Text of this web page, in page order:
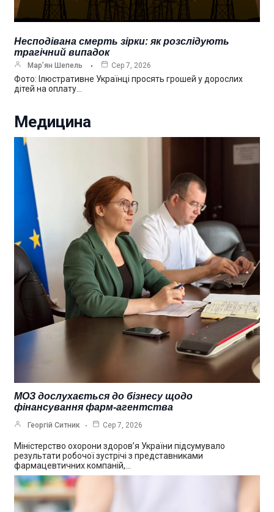
Несподівана смерть зірки: як розслідують
трагічний випадок
Мар’ян Шепель Сер 7, 2026
Фото: Ілюстративне Українці просять грошей у дорослих
дітей на оплату…
Медицина
МОЗ дослухається до бізнесу щодо
фінансування фарм-агентства
Георгій Ситник Сер 7, 2026
Міністерство охорони здоров’я України підсумувало
результати робочої зустрічі з представниками
фармацевтичних компаній,…